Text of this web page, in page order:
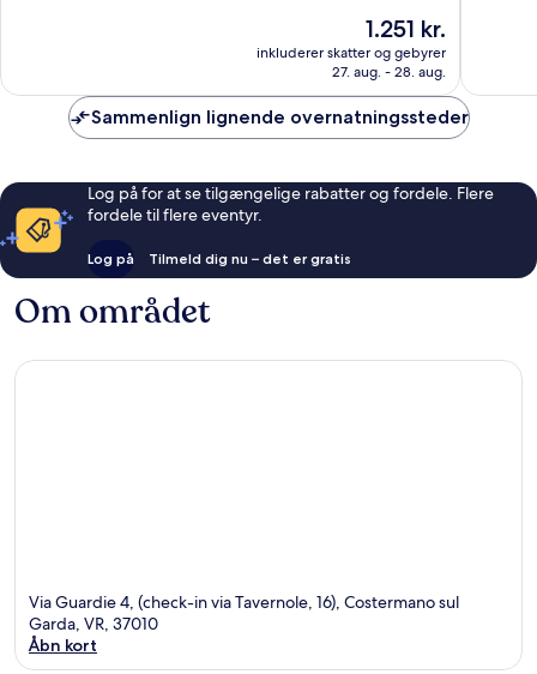
anmeldelser
Prisen
1.251 kr.
1.251 kr.
inkluderer skatter og gebyrer
27. aug. - 28. aug.
Sammenlign lignende overnatningssteder
Log på for at se tilgængelige rabatter og fordele. Flere
fordele til flere eventyr.
Log på Tilmeld dig nu – det er gratis
Om området
Via Guardie 4, (check-in via Tavernole, 16), Costermano sul
Garda, VR, 37010
Åbn kort